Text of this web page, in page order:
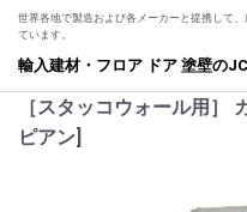
世界各地で製造および各メーカーと提携して
ています。
輸入建材・フロア ドア 塗壁の
［スタッコウォール用］
ピアン]